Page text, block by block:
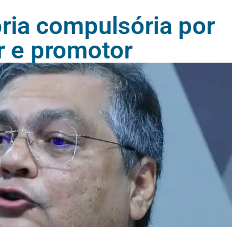
compulsória por
e promotor